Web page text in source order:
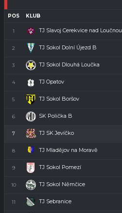
POS KLUB
1 TJ Slavoj Cerekvice nad Loučnou
2 TJ Sokol Dolní Újezd B
3 TJ Sokol Dlouhá Loučka
4 TJ Opatov
5 TJ Sokol Boršov
6 SK Polička B
7 TJ SK Jevíčko
8 TJ Mladějov na Moravě
9 TJ Sokol Pomezí
10 TJ Sokol Němčice
11 TJ Sebranice